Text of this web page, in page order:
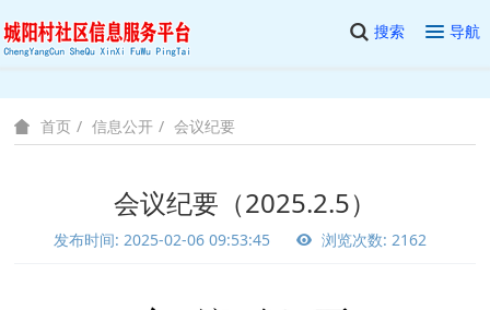
搜索 导航
首页 信息公开 会议纪要
会议纪要（2025.2.5）
发布时间: 2025-02-06 09:53:45 浏览次数: 2162